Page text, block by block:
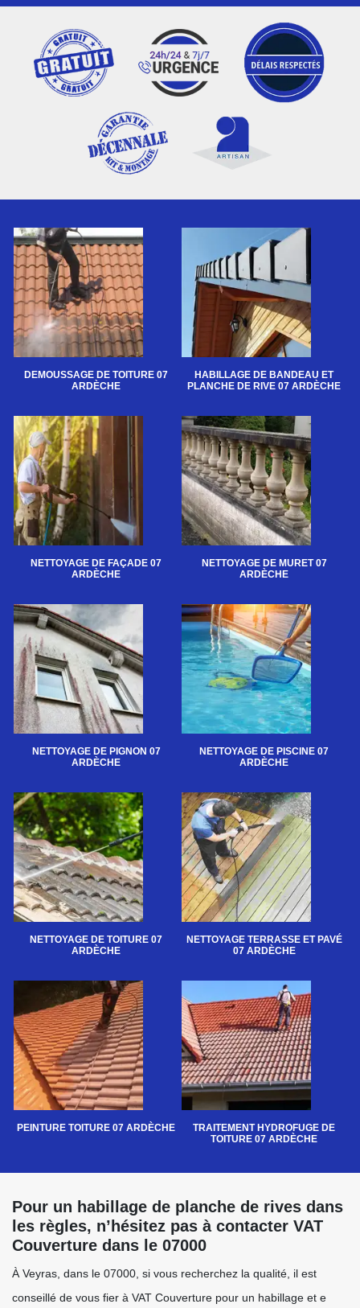
DEMOUSSAGE DE TOITURE 07
ARDÈCHE
HABILLAGE DE BANDEAU ET
PLANCHE DE RIVE 07 ARDÈCHE
NETTOYAGE DE FAÇADE 07
ARDÈCHE
NETTOYAGE DE MURET 07
ARDÈCHE
NETTOYAGE DE PIGNON 07
ARDÈCHE
NETTOYAGE DE PISCINE 07
ARDÈCHE
NETTOYAGE DE TOITURE 07
ARDÈCHE
NETTOYAGE TERRASSE ET PAVÉ
07 ARDÈCHE
PEINTURE TOITURE 07 ARDÈCHE
TRAITEMENT HYDROFUGE DE
TOITURE 07 ARDÈCHE
Pour un habillage de planche de rives dans
les règles, n’hésitez pas à contacter VAT
Couverture dans le 07000
À Veyras, dans le 07000, si vous recherchez la qualité, il est
conseillé de vous fier à VAT Couverture pour un habillage et e